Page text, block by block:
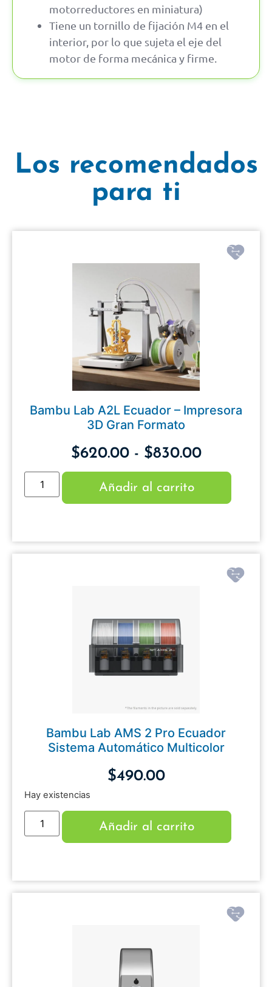
motorreductores en miniatura)
Tiene un tornillo de fijación M4 en el
interior, por lo que sujeta el eje del
motor de forma mecánica y firme.
Los recomendados
para ti
Bambu Lab A2L Ecuador – Impresora
3D Gran Formato
$620.00 - $830.00
Añadir al carrito
Bambu Lab AMS 2 Pro Ecuador
Sistema Automático Multicolor
$490.00
Hay existencias
Añadir al carrito